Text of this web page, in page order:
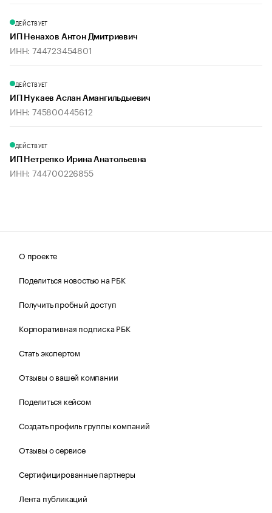
ДЕЙСТВУЕТ
ИП Ненахов Антон Дмитриевич
ИНН: 744723454801
ДЕЙСТВУЕТ
ИП Нукаев Аслан Амангильдыевич
ИНН: 745800445612
ДЕЙСТВУЕТ
ИП Нетрепко Ирина Анатольевна
ИНН: 744700226855
О проекте
Поделиться новостью на РБК
Получить пробный доступ
Корпоративная подписка РБК
Стать экспертом
Отзывы о вашей компании
Поделиться кейсом
Создать профиль группы компаний
Отзывы о сервисе
Сертифицированные партнеры
Лента публикаций